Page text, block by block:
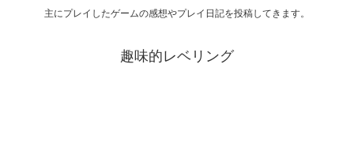
主にプレイしたゲームの感想やプレイ日記を投稿してきます。
趣味的レベリング